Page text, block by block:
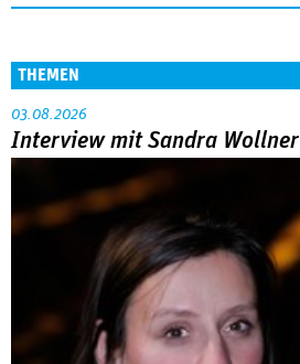
THEMEN
03.08.2026
Interview mit Sandra Wollner